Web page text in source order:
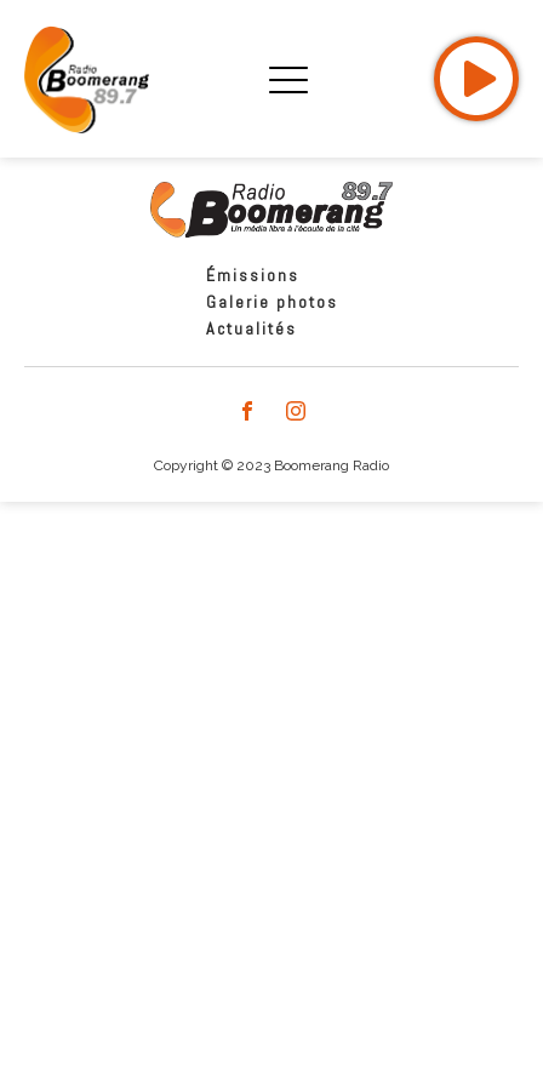
Émissions
Galerie photos
Actualités
Copyright © 2023 Boomerang Radio